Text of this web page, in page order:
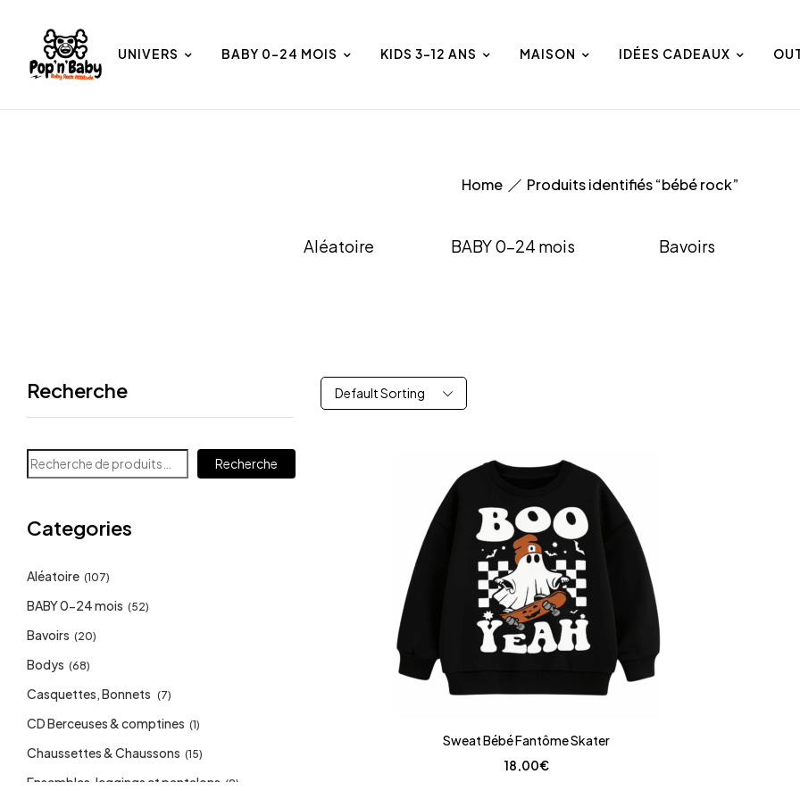
UNIVERS BABY 0-24 MOIS KIDS 3-12 ANS MAISON IDÉES CADEAUX
Home Produits identifiés “bébé rock”
Aléatoire BABY 0-24 mois Bavoirs
Recherche
Recherche
Categories
Aléatoire (107)
BABY 0-24 mois (52)
Bavoirs (20)
Bodys (68)
Casquettes, Bonnets (7)
CD Berceuses & comptines (1)
Chaussettes & Chaussons (15)
Ensembles, leggings et pantalons (9)
Default Sorting
Sweat Bébé Fantôme Skater
18,00€